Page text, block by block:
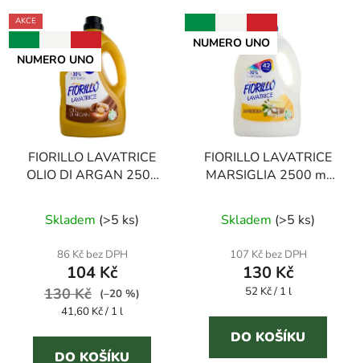
AKCE
NUMERO UNO
FIORILLO LAVATRICE
OLIO DI ARGAN 2500
hodnocení
produktu
je
4,6
z
5
hvězdiček.
Skladem (>5 ks)
86 Kč bez DPH
104 Kč
130 Kč
(–20 %)
Měrná
41,60 Kč / 1 l
DO KOŠÍKU
NUMERO UNO
FIORILLO LAVATRICE
MARSIGLIA 2500 ml
mýdlem
hodnocení
produktu
je
3,9
z
5
hvězdiček.
Skladem (>5 ks)
107 Kč bez DPH
130 Kč
Měrná
52 Kč / 1 l
DO KOŠÍKU